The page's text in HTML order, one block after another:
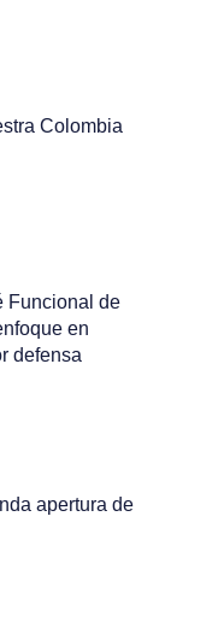
Colombia
Funcional de
en
defensa
apertura de